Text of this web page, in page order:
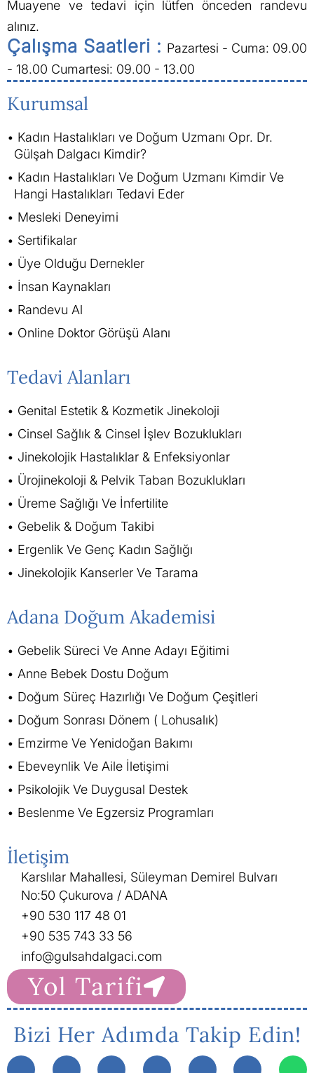
Muayene ve tedavi için lütfen önceden randevu
alınız.
Çalışma Saatleri : Pazartesi - Cuma: 09.00
- 18.00 Cumartesi: 09.00 - 13.00
Kurumsal
Kadın Hastalıkları ve Doğum Uzmanı Opr. Dr.
Gülşah Dalgacı Kimdir?
Kadın Hastalıkları Ve Doğum Uzmanı Kimdir Ve
Hangi Hastalıkları Tedavi Eder
Mesleki Deneyimi
Sertifikalar
Üye Olduğu Dernekler
İnsan Kaynakları
Randevu Al
Online Doktor Görüşü Alanı
Tedavi Alanları
Genital Estetik & Kozmetik Jinekoloji
Cinsel Sağlık & Cinsel İşlev Bozuklukları
Jinekolojik Hastalıklar & Enfeksiyonlar
Ürojinekoloji & Pelvik Taban Bozuklukları
Üreme Sağlığı Ve İnfertilite
Gebelik & Doğum Takibi
Ergenlik Ve Genç Kadın Sağlığı
Jinekolojik Kanserler Ve Tarama
Adana Doğum Akademisi
Gebelik Süreci Ve Anne Adayı Eğitimi
Anne Bebek Dostu Doğum
Doğum Süreç Hazırlığı Ve Doğum Çeşitleri
Doğum Sonrası Dönem ( Lohusalık)
Emzirme Ve Yenidoğan Bakımı
Ebeveynlik Ve Aile İletişimi
Psikolojik Ve Duygusal Destek
Beslenme Ve Egzersiz Programları
İletişim
Karslılar Mahallesi, Süleyman Demirel Bulvarı
No:50 Çukurova / ADANA
+90 530 117 48 01
+90 535 743 33 56
info@gulsahdalgaci.com
Yol Tarifi
Bizi Her Adımda Takip Edin!